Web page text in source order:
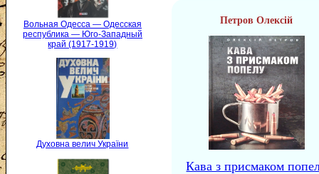
Вольная Одесса — Одесская
республика — Юго-Западный
край (1917-1919)
Духовна велич України
Петров Олексій
Кава з присмаком